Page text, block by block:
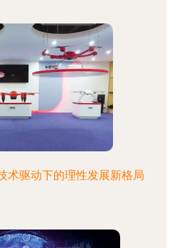
术驱动下的理性发展新格局